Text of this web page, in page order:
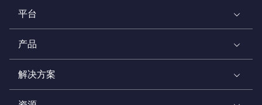
平台
产品
解决方案